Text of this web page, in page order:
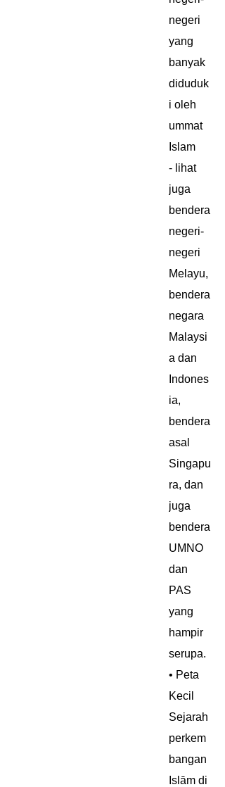
negeri
yang
banyak
diduduk
i oleh
ummat
Islam
- lihat
juga
bendera
negeri-
negeri
Melayu,
bendera
negara
Malaysi
a dan
Indones
ia,
bendera
asal
Singapu
ra, dan
juga
bendera
UMNO
dan
PAS
yang
hampir
serupa.
• Peta
Kecil
Sejarah
perkem
bangan
Islām di